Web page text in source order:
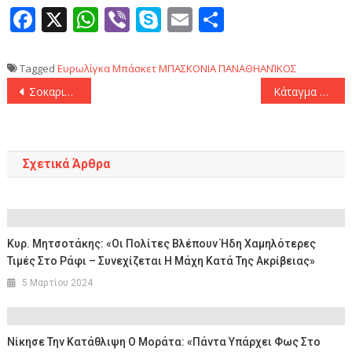
Facebook
X WhatsApp
ViberSkype
Email
Tagged ΕυρωλίγκαΜπάσκετΜΠΑΣΚΟΝΙΑΠΑΝΑΘΗΑΝΊΚΟΣ
Πλοήγηση
Σοκαριστικός ο τραυματισμός του Λεσόρ, «πάγωσε» το ΟΑΚΑ! Έφυγε κατευθείαν για εξετάσεις ο άτυχος Γάλλος σέντερ του Παναθηναϊκού! Κάταγμα περόνης η πρώτη εκτίμηση για τον τραυματισμό του Ματίας Λεσόρ
Σχετικά Άρθρα
Κυρ. Μητσοτάκης: «Οι Πολίτες Βλέπουν Ήδη Χαμηλότερες
Τιμές Στο Ράφι – Συνεχίζεται Η Μάχη Κατά Της Ακρίβειας»
5 Μαρτίου 2024
Νίκησε Την Κατάθλιψη Ο Μοράτα: «Πάντα Υπάρχει Φως Στο